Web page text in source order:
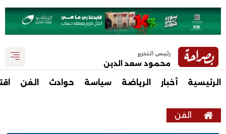
رئيس التحرير
محمود سعد الدين
الرئيسية أخبار الرياضة سياسة حوادث الفن
الفن